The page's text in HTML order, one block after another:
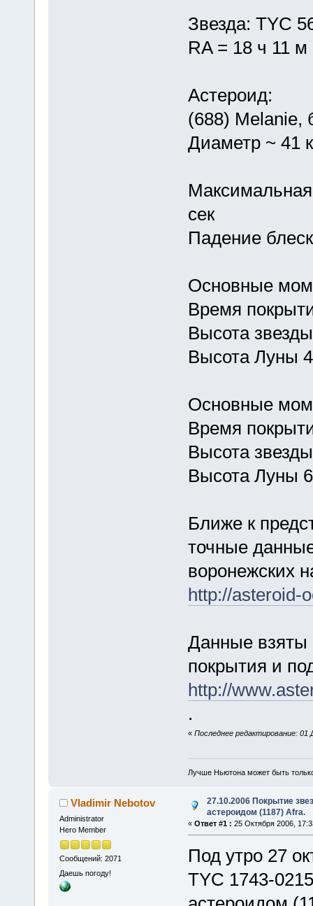
Звезда: TYC
RA = 18 ч 11 м
Астероид:
(688) Melanie,
Диаметр ~ 41
сек
Падение
Основные
Время
Высота
Высота Луны
Основные
Время
Высота
Высота Луны
Ближе к
точные
воронежских
http://asteroid-
Данные взяты
покрытия и
http://
.
« Последнее редактирование: 01
Лучше Ньютона может быть
Vladimir Nebotov
Administrator
Hero Member
Сообщений: 2071
Даешь погоду!
27.10.2006 Покрытие
астероидом (1187) Afra.
« Ответ #1 : 25 Октября 2006,
Под утро 27
TYC 1743-